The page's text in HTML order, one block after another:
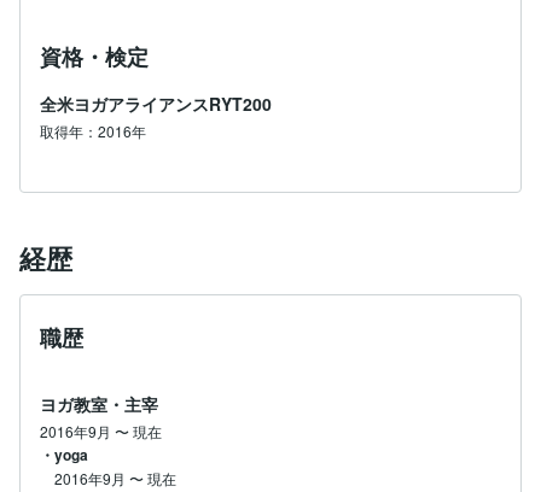
資格・検定
全米ヨガアライアンスRYT200
取得年：2016年
経歴
職歴
ヨガ教室・主宰
2016年9月 〜現在
・yoga
2016年9月 〜現在